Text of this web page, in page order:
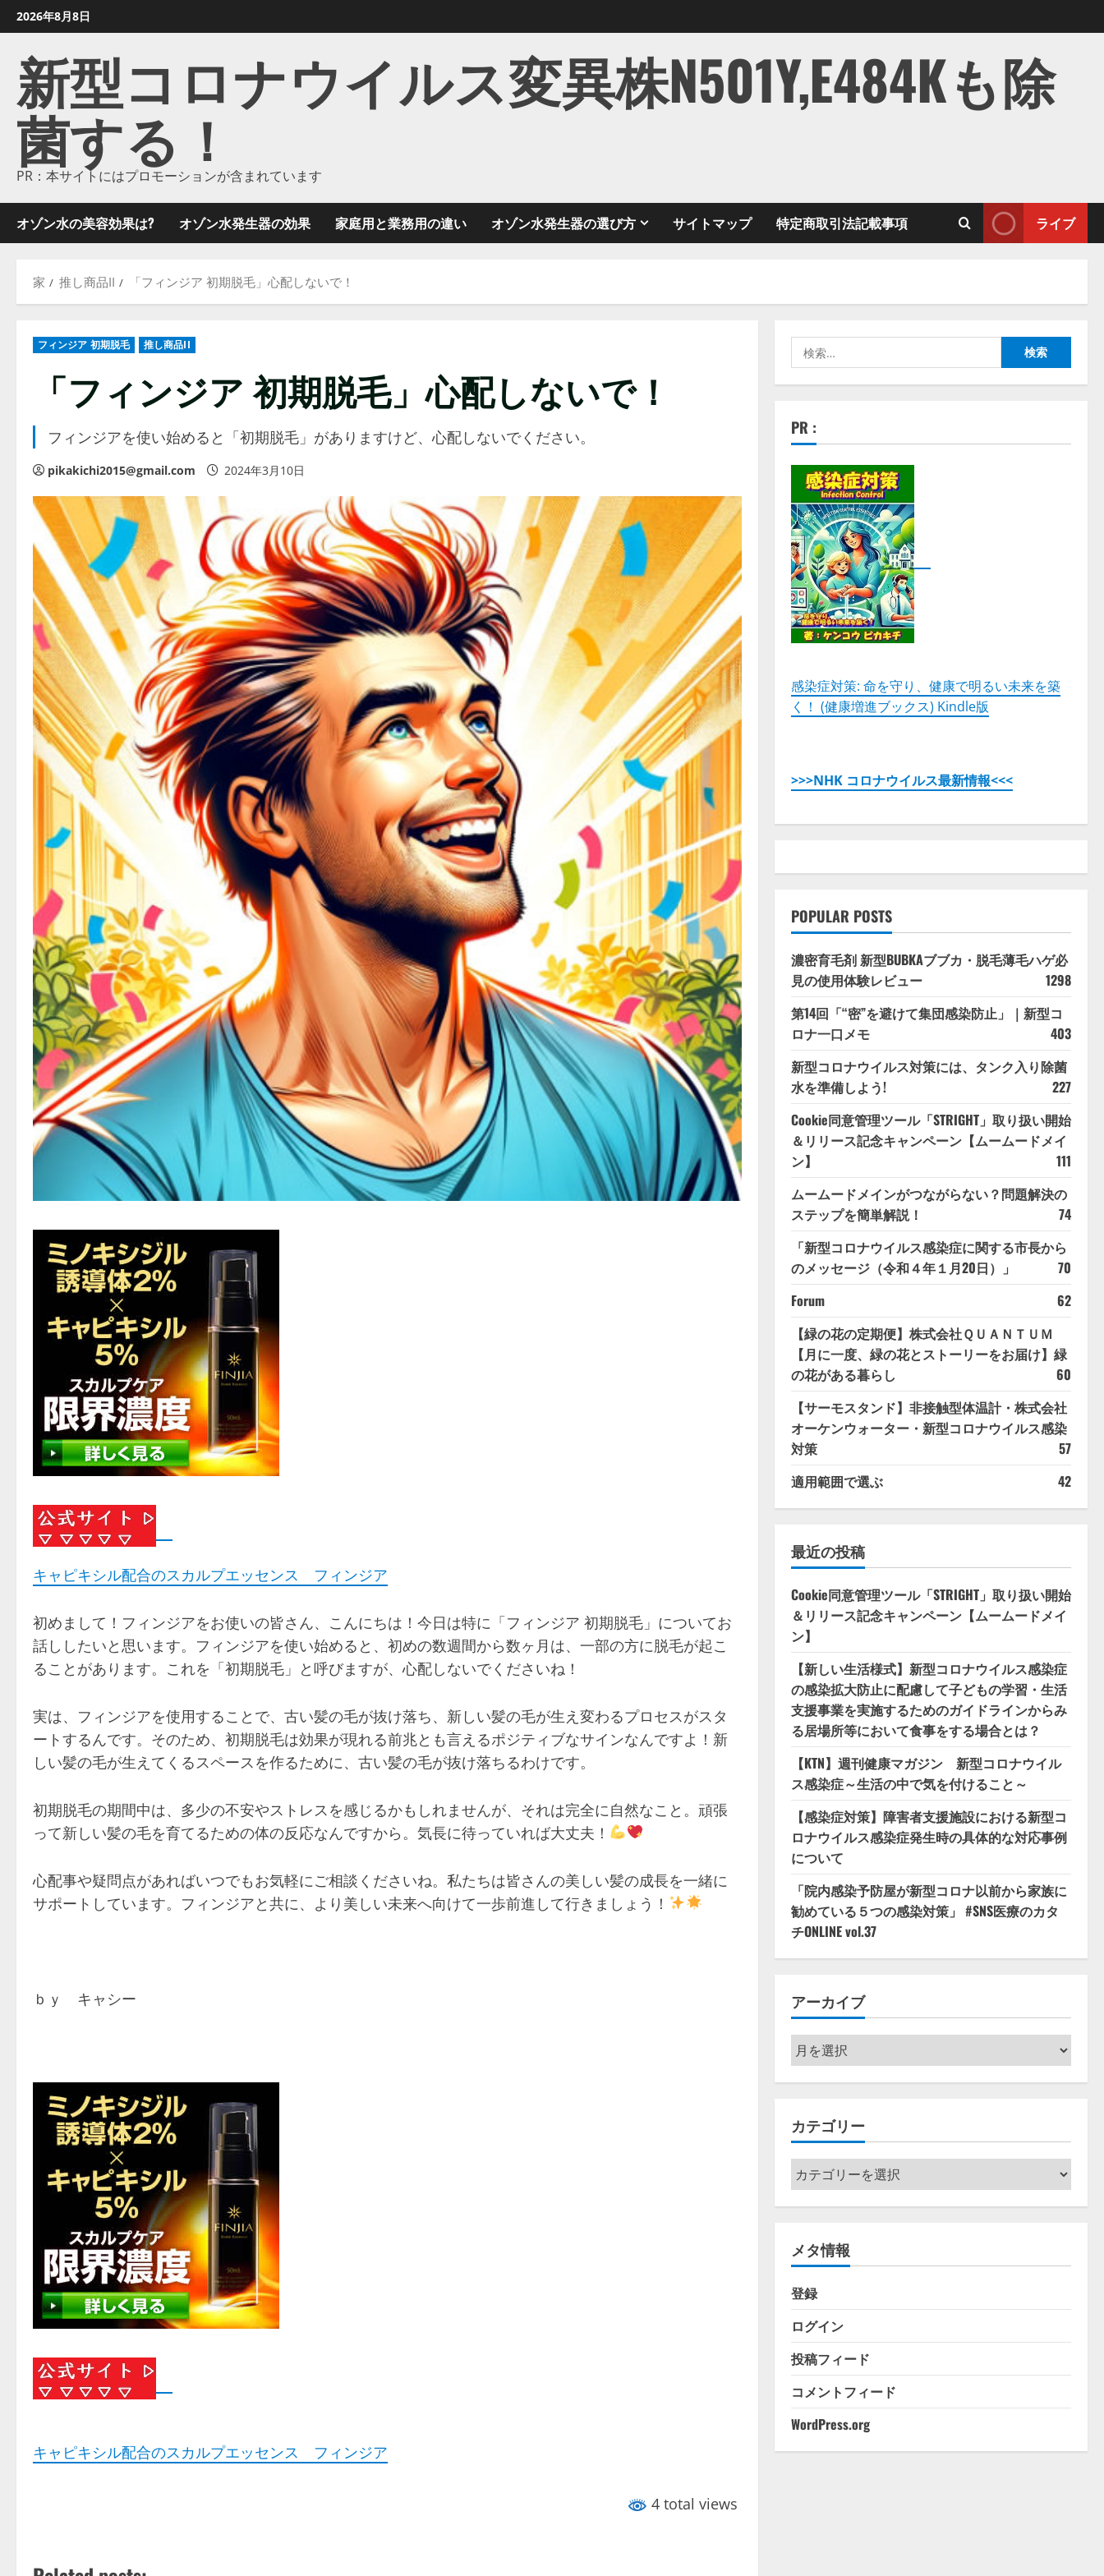
ン
2026年8月8日
新型コロナウイルス変異株N501Y,E484Kも除
菌する！
PR：本サイトにはプロモーションが含まれています
オゾン水の美容効果は? オゾン水発生器の効果 家庭用と業務用の違い オゾン水発生器の選び方 サイトマップ 特定商取引法記載事項 ライブ
家 推し商品II 「フィンジア 初期脱毛」心配しないで！
フィンジア 初期脱毛 推し商品II
「フィンジア 初期脱毛」心配しないで！
フィンジアを使い始めると「初期脱毛」がありますけど、心配しないでください。
pikakichi2015@gmail.com 2024年3月10日
キャピキシル配合のスカルプエッセンス フィンジア
初めまして！フィンジアをお使いの皆さん、こんにちは！今日は特に「フィンジア 初期脱毛」についてお
話ししたいと思います。フィンジアを使い始めると、初めの数週間から数ヶ月は、一部の方に脱毛が起こ
ることがあります。これを「初期脱毛」と呼びますが、心配しないでくださいね！
実は、フィンジアを使用することで、古い髪の毛が抜け落ち、新しい髪の毛が生え変わるプロセスがスタ
ートするんです。そのため、初期脱毛は効果が現れる前兆とも言えるポジティブなサインなんですよ！新
しい髪の毛が生えてくるスペースを作るために、古い髪の毛が抜け落ちるわけです。
初期脱毛の期間中は、多少の不安やストレスを感じるかもしれませんが、それは完全に自然なこと。頑張
って新しい髪の毛を育てるための体の反応なんですから。気長に待っていれば大丈夫！
心配事や疑問点があればいつでもお気軽にご相談くださいね。私たちは皆さんの美しい髪の成長を一緒に
サポートしています。フィンジアと共に、より美しい未来へ向けて一歩前進して行きましょう！
ｂｙ キャシー
キャピキシル配合のスカルプエッセンス フィンジア
4 total views
索:
PR :
感染症対策: 命を守り、健康で明るい未来を築
く！ (健康増進ブックス) Kindle版
>>>NHK コロナウイルス最新情報<<<
POPULAR POSTS
濃密育毛剤 新型BUBKAブブカ・脱毛薄毛ハゲ必
見の使用体験レビュー
1298
第14回「“密”を避けて集団感染防止」｜新型コ
ロナ一口メモ
403
新型コロナウイルス対策には、タンク入り除菌
水を準備しよう!
227
Cookie同意管理ツール「STRIGHT」取り扱い開始
＆リリース記念キャンペーン【ムームードメイ
ン】
111
ムームードメインがつながらない？問題解決の
ステップを簡単解説！
74
「新型コロナウイルス感染症に関する市長から
のメッセージ（令和４年１月20日）」
70
Forum
62
【緑の花の定期便】株式会社ＱＵＡＮＴＵＭ
【月に一度、緑の花とストーリーをお届け】緑
の花がある暮らし
60
【サーモスタンド】非接触型体温計・株式会社
オーケンウォーター・新型コロナウイルス感染
対策
57
適用範囲で選ぶ
42
最近の投稿
Cookie同意管理ツール「STRIGHT」取り扱い開始
＆リリース記念キャンペーン【ムームードメイ
ン】
【新しい生活様式】新型コロナウイルス感染症
の感染拡大防止に配慮して子どもの学習・生活
支援事業を実施するためのガイドラインからみ
る居場所等において食事をする場合とは？
【KTN】週刊健康マガジン 新型コロナウイル
ス感染症～生活の中で気を付けること～
【感染症対策】障害者支援施設における新型コ
ロナウイルス感染症発生時の具体的な対応事例
について
「院内感染予防屋が新型コロナ以前から家族に
勧めている５つの感染対策」 #SNS医療のカタ
チONLINE vol.37
アーカイブ
ア
ー
カ
ブ
カテゴリー
カ
テ
ゴ
ー
メタ情報
登録
ログイン
投稿フィード
コメントフィード
WordPress.org